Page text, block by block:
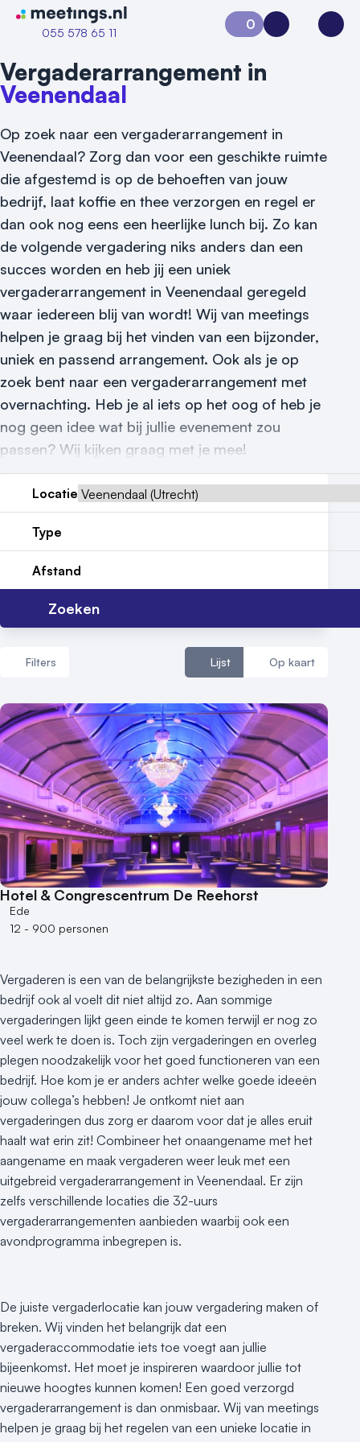
Naar home van Meetings
055 578 65 11
Vraag locatie aan
Locatiegids
Meld locatie aan
Nieuws
Reviews (5⭐️)
Contact
0
Aanvraag 0Inloggen
Vergaderarrangement in
Veenendaal
Op zoek naar een vergaderarrangement in
Veenendaal? Zorg dan voor een geschikte ruimte
die afgestemd is op de behoeften van jouw
bedrijf, laat koffie en thee verzorgen en regel er
dan ook nog eens een heerlijke lunch bij. Zo kan
de volgende vergadering niks anders dan een
succes worden en heb jij een uniek
vergaderarrangement in Veenendaal geregeld
waar iedereen blij van wordt! Wij van meetings
helpen je graag bij het vinden van een bijzonder,
uniek en passend arrangement. Ook als je op
zoek bent naar een vergaderarrangement met
overnachting. Heb je al iets op het oog of heb je
nog geen idee wat bij jullie evenement zou
passen? Wij kijken graag met je mee!
Locatie
Type
Afstand
Zoeken
Filters Lijst Op kaart
Aantal zalen
1 - 5 zalen
6 - 10 zalen
10 of meer zalen
Aantal personen
1 - 50 personen
50 - 100 personen
100 - 250 personen
250 - 500 personen
Buitenlocatie
Duurzame locatie
Groene locatie
Heisessie
Hotel
Hybride events
Industriële locatie
Kasteel en landgoed
Kleine / intieme locatie
Locaties aan zee
Museum
Theater
Hotel & Congrescentrum De Reehorst
Ede
12 - 900 personen
Vergaderen is een van de belangrijkste bezigheden in een
bedrijf ook al voelt dit niet altijd zo. Aan sommige
vergaderingen lijkt geen einde te komen terwijl er nog zo
veel werk te doen is. Toch zijn vergaderingen en overleg
plegen noodzakelijk voor het goed functioneren van een
bedrijf. Hoe kom je er anders achter welke goede ideeën
jouw collega’s hebben! Je ontkomt niet aan
vergaderingen dus zorg er daarom voor dat je alles eruit
haalt wat erin zit! Combineer het onaangename met het
aangename en maak vergaderen weer leuk met een
uitgebreid vergaderarrangement in Veenendaal. Er zijn
zelfs verschillende locaties die 32-uurs
vergaderarrangementen aanbieden waarbij ook een
avondprogramma inbegrepen is.
De juiste vergaderlocatie kan jouw vergadering maken of
breken. Wij vinden het belangrijk dat een
vergaderaccommodatie iets toe voegt aan jullie
bijeenkomst. Het moet je inspireren waardoor jullie tot
nieuwe hoogtes kunnen komen! Een goed verzorgd
vergaderarrangement is dan onmisbaar. Wij van meetings
helpen je graag bij het regelen van een unieke locatie in